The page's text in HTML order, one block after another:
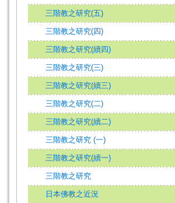
三階教之研究(五)
三階教之研究(四)
三階教之研究(續四)
三階教之研究(三)
三階教之研究(續三)
三階教之研究(二)
三階教之研究(續二)
三階教之研究 (一)
三階教之研究(續一)
三階教之研究
日本佛教之近況